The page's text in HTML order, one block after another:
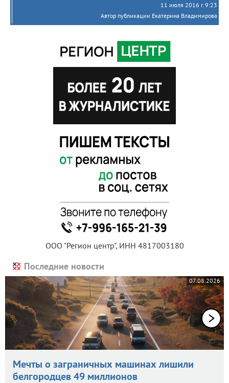
11 июля 2016 г. 9:23
Автор публикации Екатерина Владимирова
ООО "Регион центр", ИНН 4817003180
Последние новости
07.08.2026
Мечты о заграничных машинах лишили
белгородцев 49 миллионов